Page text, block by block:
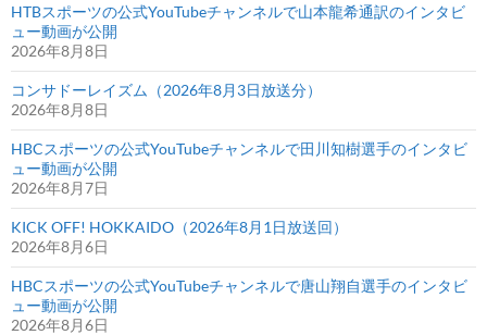
HTBスポーツの公式YouTubeチャンネルで山本龍希通訳のインタビ
ュー動画が公開
2026年8月8日
コンサドーレイズム（2026年8月3日放送分）
2026年8月8日
HBCスポーツの公式YouTubeチャンネルで田川知樹選手のインタビ
ュー動画が公開
2026年8月7日
KICK OFF! HOKKAIDO（2026年8月1日放送回）
2026年8月6日
HBCスポーツの公式YouTubeチャンネルで唐山翔自選手のインタビ
ュー動画が公開
2026年8月6日